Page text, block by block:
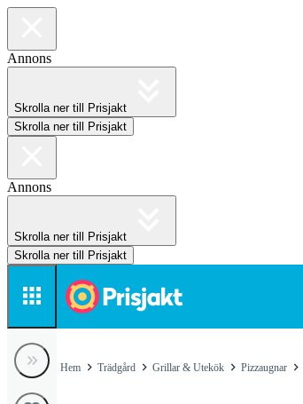
Annons
Skrolla ner till Prisjakt
Skrolla ner till Prisjakt
Annons
Skrolla ner till Prisjakt
Skrolla ner till Prisjakt
Hem Trädgård Grillar & Utekök Pizzaugnar